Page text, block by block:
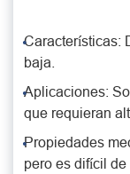
Características:
baja.
Aplicaciones:
que requieran
Propiedades
pero es difícil de